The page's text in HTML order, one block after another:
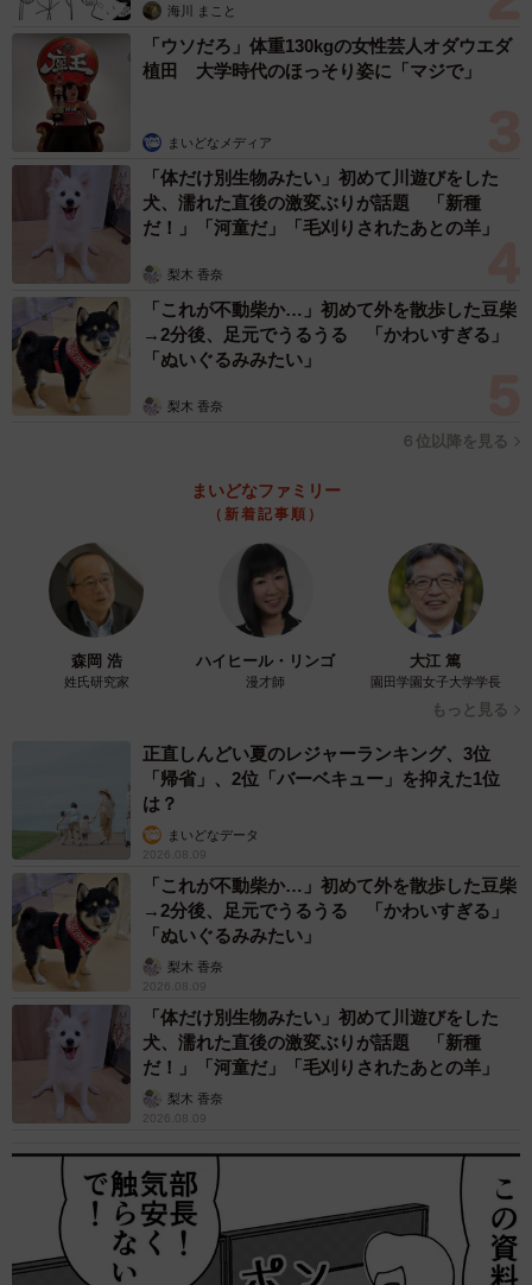
海川 まこと
「ウソだろ」体重130kgの女性芸人オダウエダ
植田 大学時代のほっそり姿に「マジで」
まいどなメディア
「体だけ別生物みたい」初めて川遊びをした
犬、濡れた直後の激変ぶりが話題 「新種
だ！」「河童だ」「毛刈りされたあとの羊」
梨木 香奈
「これが不動柴か…」初めて外を散歩した豆柴
→2分後、足元でうるうる 「かわいすぎる」
「ぬいぐるみみたい」
梨木 香奈
６位以降を見る
まいどなファミリー
（新着記事順）
森岡 浩
姓氏研究家
ハイヒール・リンゴ
漫才師
大江 篤
園田学園女子大学学長
もっと見る
正直しんどい夏のレジャーランキング、3位
「帰省」、2位「バーベキュー」を抑えた1位
は？
まいどなデータ
2026.08.09
「これが不動柴か…」初めて外を散歩した豆柴
→2分後、足元でうるうる 「かわいすぎる」
「ぬいぐるみみたい」
梨木 香奈
2026.08.09
「体だけ別生物みたい」初めて川遊びをした
犬、濡れた直後の激変ぶりが話題 「新種
だ！」「河童だ」「毛刈りされたあとの羊」
梨木 香奈
2026.08.09